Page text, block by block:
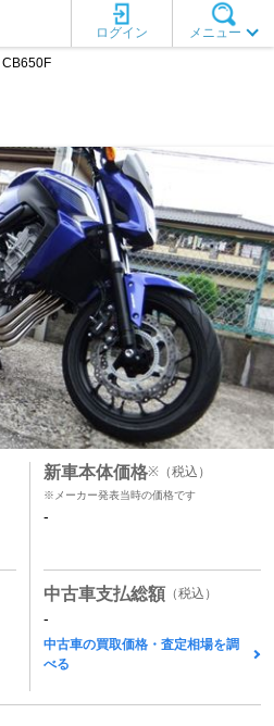
メニュー
ログイン
CB650F
新車本体価格※ （税込）
※メーカー発表当時の価格です
-
中古車支払総額 （税込）
-
中古車の買取価格・査定相場を調
べる